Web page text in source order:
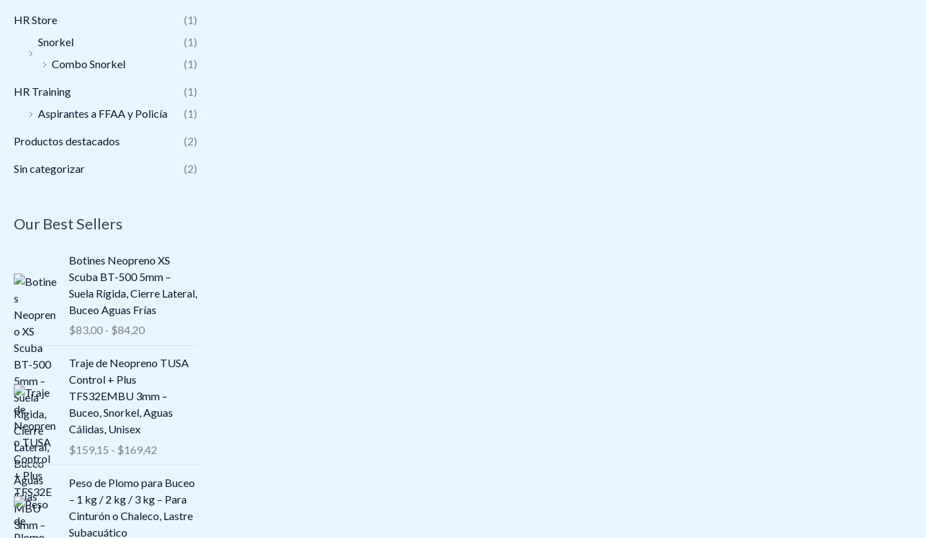
HR Store
(1)
Snorkel
(1)
Combo Snorkel
(1)
HR Training
(1)
Aspirantes a FFAA y Policía
(1)
Productos destacados (2)
Sin categorizar (2)
Our Best Sellers
Botines Neopreno XS
Scuba BT-500 5mm –
Suela Rígida, Cierre Lateral,
Buceo Aguas Frías
$83,00 - $84,20d
p
e
c
o
s
:
d
e
Traje de Neopreno TUSA
Control + Plus
TFS32EMBU 3mm –
Buceo, Snorkel, Aguas
Cálidas, Unisex
$159,15 - $169,42
r
e
c
Peso de Plomo para Buceo
– 1 kg / 2 kg / 3 kg – Para
Cinturón o Chaleco, Lastre
Subacuático